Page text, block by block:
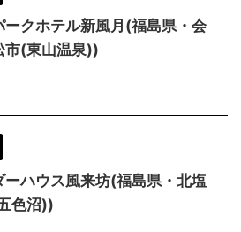
ークホテル新風月(福島県・会
市(東山温泉))
ーハウス風来坊(福島県・北塩
色沼))